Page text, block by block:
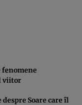
fenomene
viitor
Soare care îl